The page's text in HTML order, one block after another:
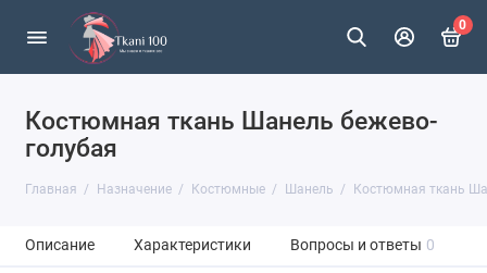
0
Костюмная ткань Шанель бежево-
голубая
Главная Назначение Костюмные Шанель Костюмная ткань
Описание Характеристики Вопросы и ответы 0